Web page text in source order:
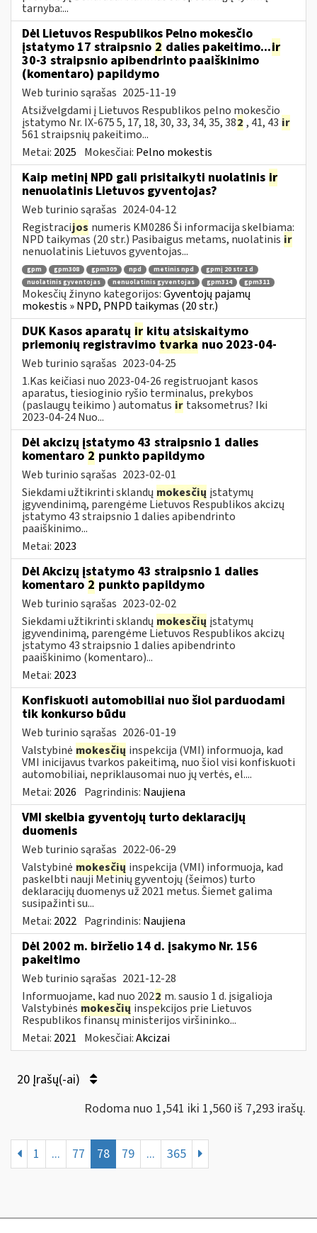
tarnyba:...
Dėl Lietuvos Respublikos Pelno mokesčio
įstatymo 17 straipsnio 2 dalies pakeitimo...ir
30-3 straipsnio apibendrinto paaiškinimo
(komentaro) papildymo
Web turinio sąrašas 2025-11-19
Atsižvelgdami į Lietuvos Respublikos pelno mokesčio
įstatymo Nr. IX-675 5, 17, 18, 30, 33, 34, 35, 382 , 41, 43 ir
561 straipsnių pakeitimo...
Metai: 2025 Mokesčiai: Pelno mokestis
Kaip metinį NPD gali prisitaikyti nuolatinis ir
nenuolatinis Lietuvos gyventojas?
Web turinio sąrašas 2024-04-12
Registracijos numeris KM0286 Ši informacija skelbiama:
NPD taikymas (20 str.) Pasibaigus metams, nuolatinis ir
nenuolatinis Lietuvos gyventojas...
gpm gpm308 gpm309 npd metinis npd
gpmį 20 str 1 d
nuolatinis gyventojas
nenuolatinis gyventojas gpm314 gpm311
Mokesčių žinyno kategorijos:Gyventojų pajamų
mokestis » NPD, PNPD taikymas (20 str.)
DUK Kasos aparatų ir kitų atsiskaitymo
priemonių registravimo tvarka nuo 2023-04-
Web turinio sąrašas 2023-04-25
1.Kas keičiasi nuo 2023-04-26 registruojant kasos
aparatus, tiesioginio ryšio terminalus, prekybos
(paslaugų teikimo ) automatus ir taksometrus? Iki
2023-04-24 Nuo...
Dėl akcizų įstatymo 43 straipsnio 1 dalies
komentaro 2 punkto papildymo
Web turinio sąrašas 2023-02-01
Siekdami užtikrinti sklandų mokesčių įstatymų
įgyvendinimą, parengėme Lietuvos Respublikos akcizų
įstatymo 43 straipsnio 1 dalies apibendrinto
paaiškinimo...
Metai: 2023
Dėl Akcizų įstatymo 43 straipsnio 1 dalies
komentaro 2 punkto papildymo
Web turinio sąrašas 2023-02-02
Siekdami užtikrinti sklandų mokesčių įstatymų
įgyvendinimą, parengėme Lietuvos Respublikos akcizų
įstatymo 43 straipsnio 1 dalies apibendrinto
paaiškinimo (komentaro)...
Metai: 2023
Konfiskuoti automobiliai nuo šiol parduodami
tik konkurso būdu
Web turinio sąrašas 2026-01-19
Valstybinė mokesčių inspekcija (VMI) informuoja, kad
VMI inicijavus tvarkos pakeitimą, nuo šiol visi konfiskuoti
automobiliai, nepriklausomai nuo jų vertės, el....
Metai: 2026 Pagrindinis: Naujiena
VMI skelbia gyventojų turto deklaracijų
duomenis
Web turinio sąrašas 2022-06-29
Valstybinė mokesčių inspekcija (VMI) informuoja, kad
paskelbti nauji Metinių gyventojų (šeimos) turto
deklaracijų duomenys už 2021 metus. Šiemet galima
susipažinti su...
Metai: 2022 Pagrindinis: Naujiena
Dėl 2002 m. birželio 14 d. įsakymo Nr. 156
pakeitimo
Web turinio sąrašas 2021-12-28
Informuojame, kad nuo 2022 m. sausio 1 d. įsigalioja
Valstybinės mokesčių inspekcijos prie Lietuvos
Respublikos finansų ministerijos viršininko...
Metai: 2021 Mokesčiai:Akcizai
20 Įrašų(-ai)
Rodoma nuo 1,541 iki 1,560 iš 7,293 irašų.
1 ... 77 78 79 ... 365